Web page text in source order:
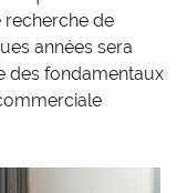
recherche de
années sera
des fondamentaux